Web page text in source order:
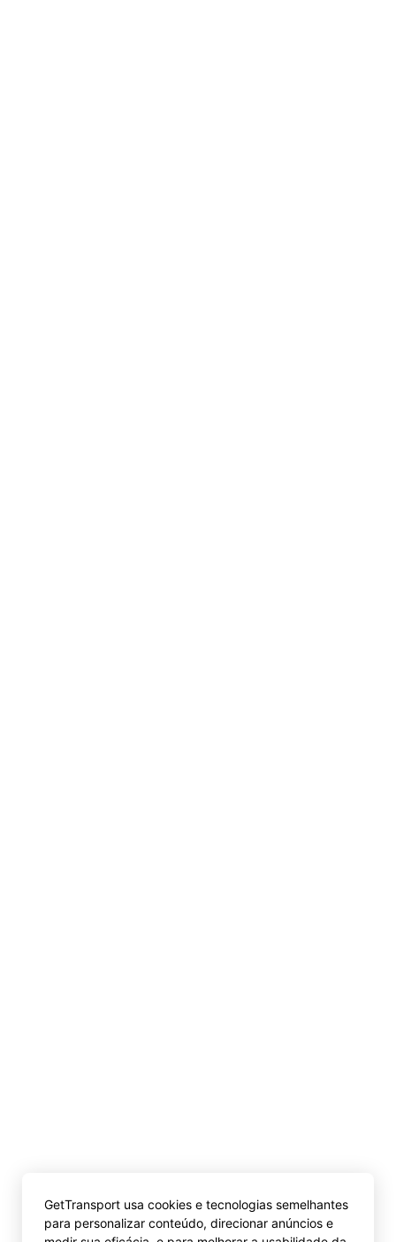
GetTransport usa cookies e tecnologias semelhantes
para personalizar conteúdo, direcionar anúncios e